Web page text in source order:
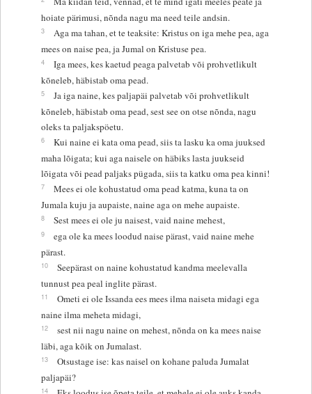
hoiate pärimusi, nõnda nagu ma need teile andsin.
3
Aga ma tahan, et te teaksite: Kristus on iga mehe pea, aga
mees on naise pea, ja Jumal on Kristuse pea.
4
Iga mees, kes kaetud peaga palvetab või prohvetlikult
kõneleb, häbistab oma pead.
5
Ja iga naine, kes paljapäi palvetab või prohvetlikult
kõneleb, häbistab oma pead, sest see on otse nõnda, nagu
oleks ta paljakspöetu.
6
Kui naine ei kata oma pead, siis ta lasku ka oma juuksed
maha lõigata; kui aga naisele on häbiks lasta juukseid
lõigata või pead paljaks pügada, siis ta katku oma pea kinni!
7
Mees ei ole kohustatud oma pead katma, kuna ta on
Jumala kuju ja aupaiste, naine aga on mehe aupaiste.
8 Sest mees ei ole ju naisest, vaid naine mehest,
9
ega ole ka mees loodud naise pärast, vaid naine mehe
pärast.
10
Seepärast on naine kohustatud kandma meelevalla
tunnust pea peal inglite pärast.
11
Ometi ei ole Issanda ees mees ilma naiseta midagi ega
naine ilma meheta midagi,
12
sest nii nagu naine on mehest, nõnda on ka mees naise
läbi, aga kõik on Jumalast.
13
Otsustage ise: kas naisel on kohane paluda Jumalat
paljapäi?
14